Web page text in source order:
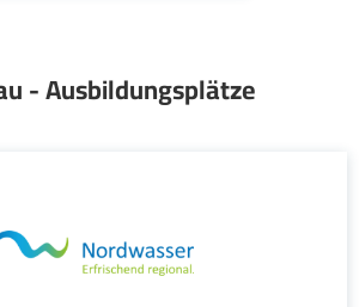
- Ausbildungsplätze